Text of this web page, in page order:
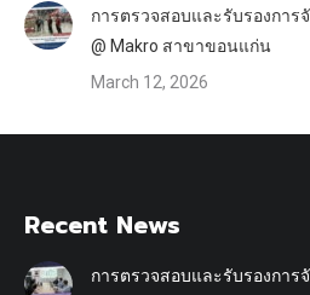
การตรวจสอบและรับรองการ
@ Makro สาขาขอนแก่น
March 12, 2026
Recent News
การตรวจสอบและรับรองการ